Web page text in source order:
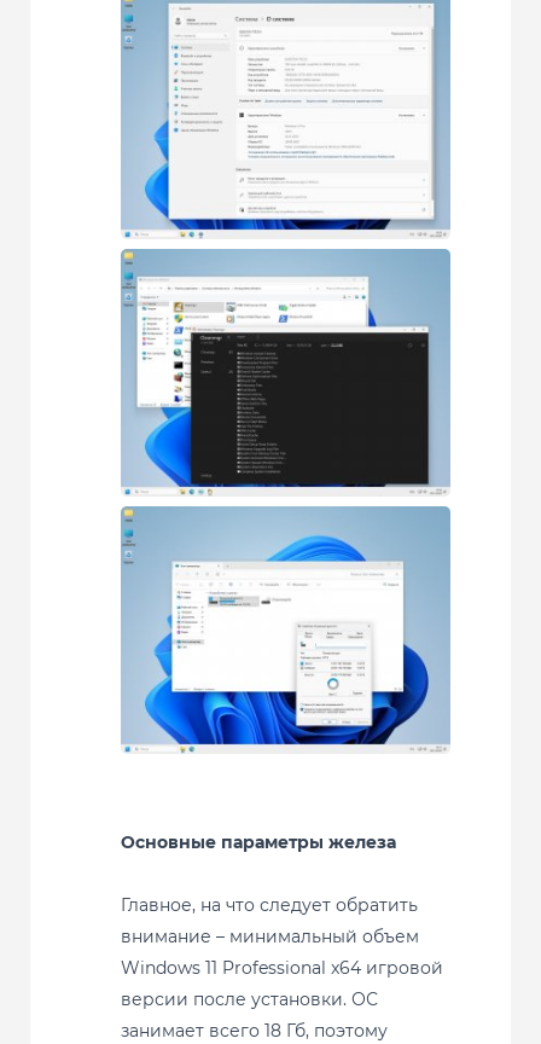
Основные параметры железа
Главное, на что следует обратить
внимание – минимальный объем
Windows 11 Professional x64 игровой
версии после установки. ОС
занимает всего 18 Гб, поэтому